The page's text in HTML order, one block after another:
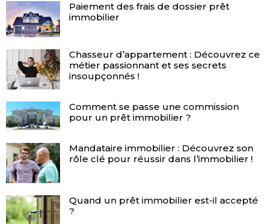
Paiement des frais de dossier prêt
immobilier
Chasseur d’appartement : Découvrez ce
métier passionnant et ses secrets
insoupçonnés !
Comment se passe une commission
pour un prêt immobilier ?
Mandataire immobilier : Découvrez son
rôle clé pour réussir dans l’immobilier !
Quand un prêt immobilier est-il accepté
?